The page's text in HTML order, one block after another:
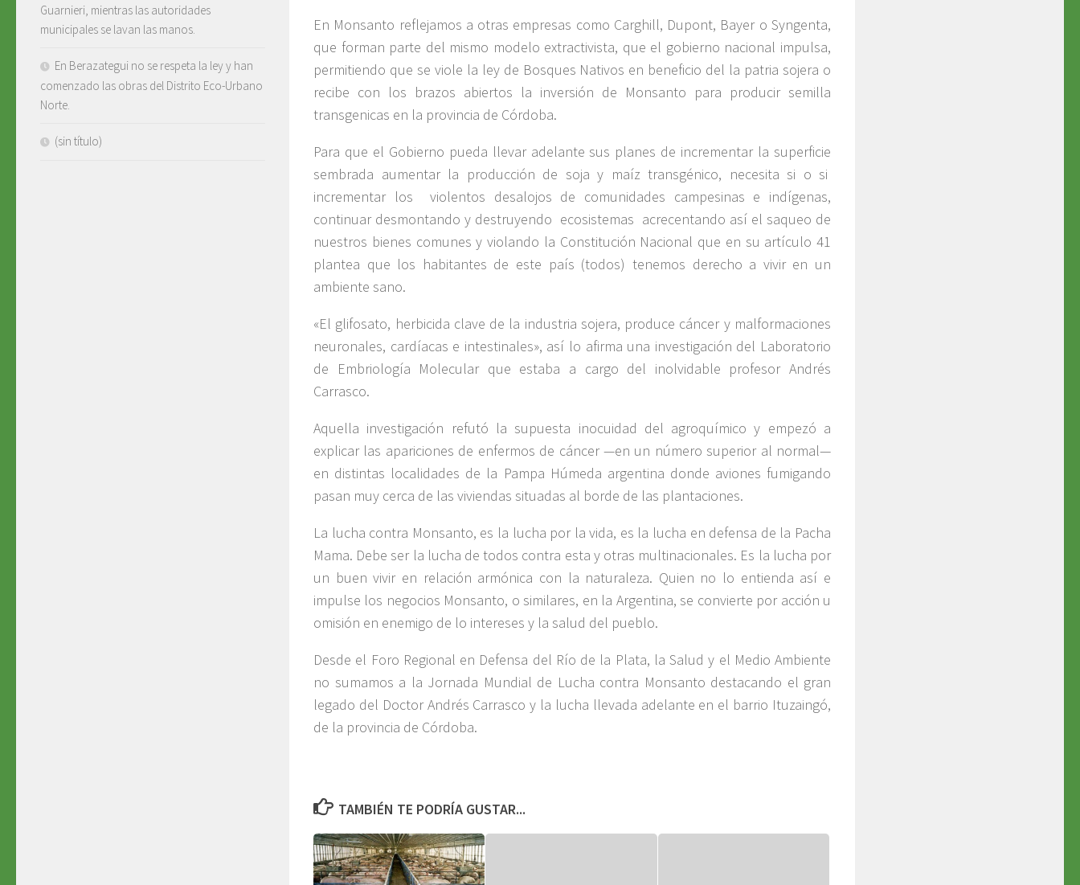
En Monsanto reflejamos a otras empresas como Carghill, Dupont, Bayer o Syngenta,
que forman parte del mismo modelo extractivista, que el gobierno nacional impulsa,
permitiendo que se viole la ley de Bosques Nativos en beneficio del la patria sojera o
recibe con los brazos abiertos la inversión de Monsanto para producir semilla
transgenicas en la provincia de Córdoba.
Para que el Gobierno pueda llevar adelante sus planes de incrementar la superficie
sembrada aumentar la producción de soja y maíz transgénico, necesita si o si
incrementar los violentos desalojos de comunidades campesinas e indígenas,
continuar desmontando y destruyendo ecosistemas acrecentando así el saqueo de
nuestros bienes comunes y violando la Constitución Nacional que en su artículo 41
plantea que los habitantes de este país (todos) tenemos derecho a vivir en un
ambiente sano.
«El glifosato, herbicida clave de la industria sojera, produce cáncer y malformaciones
neuronales, cardíacas e intestinales», así lo afirma una investigación del Laboratorio
de Embriología Molecular que estaba a cargo del inolvidable profesor Andrés
Carrasco.
Aquella investigación refutó la supuesta inocuidad del agroquímico y empezó a
explicar las apariciones de enfermos de cáncer —en un número superior al normal—
en distintas localidades de la Pampa Húmeda argentina donde aviones fumigando
pasan muy cerca de las viviendas situadas al borde de las plantaciones.
La lucha contra Monsanto, es la lucha por la vida, es la lucha en defensa de la Pacha
Mama. Debe ser la lucha de todos contra esta y otras multinacionales. Es la lucha por
un buen vivir en relación armónica con la naturaleza. Quien no lo entienda así e
impulse los negocios Monsanto, o similares, en la Argentina, se convierte por acción u
omisión en enemigo de lo intereses y la salud del pueblo.
Desde el Foro Regional en Defensa del Río de la Plata, la Salud y el Medio Ambiente
no sumamos a la Jornada Mundial de Lucha contra Monsanto destacando el gran
legado del Doctor Andrés Carrasco y la lucha llevada adelante en el barrio Ituzaingó,
de la provincia de Córdoba.
TAMBIÉN TE PODRÍA GUSTAR...
Guarnieri, mientras las autoridades
municipales se lavan las manos.
En Berazategui no se respeta la ley y han
comenzado las obras del Distrito Eco-Urbano
Norte.
(sin título)